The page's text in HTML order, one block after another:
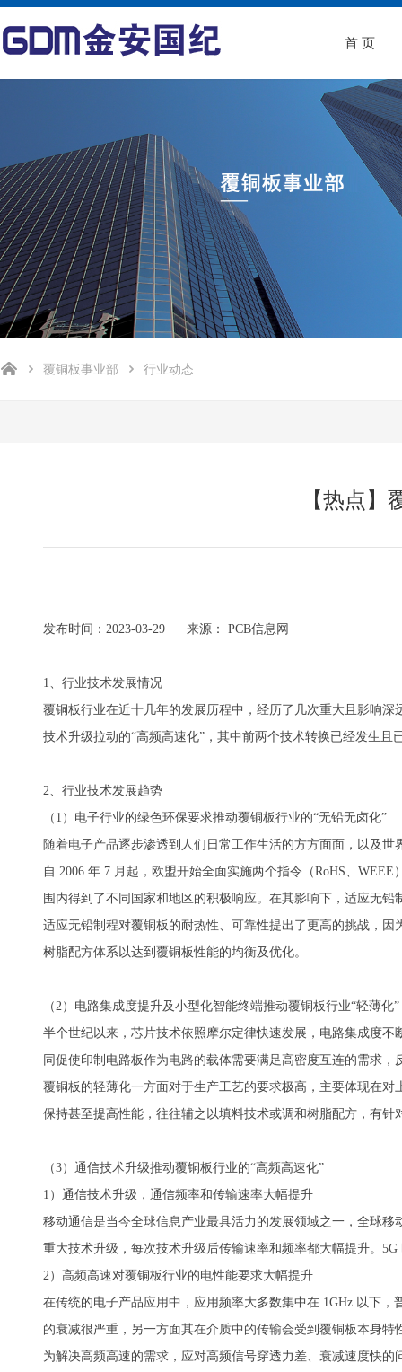
首 页
覆铜板事业部 行业动态
【热点
发布时间：2023-03-29 来源： PCB信息网
1、行业技术发展情况
覆铜板行业在近十几年的发展历程中，经历了几次重大且影响
技术升级拉动的“高频高速化”，其中前两个技术转换已经发生
2、行业技术发展趋势
（1）电子行业的绿色环保要求推动覆铜板行业的“无铅无卤化”
随着电子产品逐步渗透到人们日常工作生活的方方面面，以及
自 2006 年 7 月起，欧盟开始全面实施两个指令（RoHS、
围内得到了不同国家和地区的积极响应。在其影响下，适应无
适应无铅制程对覆铜板的耐热性、可靠性提出了更高的挑战，
树脂配方体系以达到覆铜板性能的均衡及优化。
（2）电路集成度提升及小型化智能终端推动覆铜板行业“轻薄化”
半个世纪以来，芯片技术依照摩尔定律快速发展，电路集成度
同促使印制电路板作为电路的载体需要满足高密度互连的需求
覆铜板的轻薄化一方面对于生产工艺的要求极高，主要体现在
保持甚至提高性能，往往辅之以填料技术或调和树脂配方，有
（3）通信技术升级推动覆铜板行业的“高频高速化”
1）通信技术升级，通信频率和传输速率大幅提升
移动通信是当今全球信息产业最具活力的发展领域之一，全球
重大技术升级，每次技术升级后传输速率和频率都大幅提升。
2）高频高速对覆铜板行业的电性能要求大幅提升
在传统的电子产品应用中，应用频率大多数集中在 1GHz 以下
的衰减很严重，另一方面其在介质中的传输会受到覆铜板本身
为解决高频高速的需求，应对高频信号穿透力差、衰减速度快